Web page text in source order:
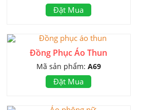
Đặt Mua
Đồng Phục Áo Thun
Mã sản phẩm: A69
Đặt Mua